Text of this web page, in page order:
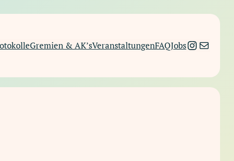
Gremien & AK’sVeranstaltungenFAQJobs E-Mail